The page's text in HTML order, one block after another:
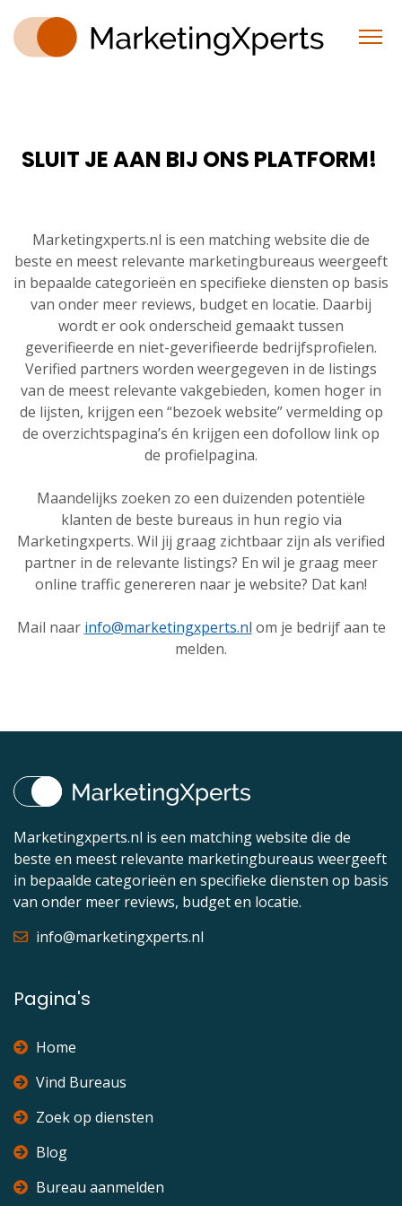
SLUIT JE AAN BIJ ONS PLATFORM!
Marketingxperts.nl is een matching website die de
beste en meest relevante marketingbureaus weergeeft
in bepaalde categorieën en specifieke diensten op basis
van onder meer reviews, budget en locatie. Daarbij
wordt er ook onderscheid gemaakt tussen
geverifieerde en niet-geverifieerde bedrijfsprofielen.
Verified partners worden weergegeven in de listings
van de meest relevante vakgebieden, komen hoger in
de lijsten, krijgen een “bezoek website” vermelding op
de overzichtspagina’s én krijgen een dofollow link op
de profielpagina.
Maandelijks zoeken zo een duizenden potentiële
klanten de beste bureaus in hun regio via
Marketingxperts. Wil jij graag zichtbaar zijn als verified
partner in de relevante listings? En wil je graag meer
online traffic genereren naar je website? Dat kan!
Mail naar info@marketingxperts.nl om je bedrijf aan te
melden.
Marketingxperts.nl is een matching website die de
beste en meest relevante marketingbureaus weergeeft
in bepaalde categorieën en specifieke diensten op basis
van onder meer reviews, budget en locatie.
info@marketingxperts.nl
Pagina's
Home
Vind Bureaus
Zoek op diensten
Blog
Bureau aanmelden